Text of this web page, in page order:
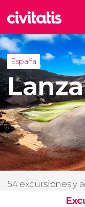
España
54 excursiones y